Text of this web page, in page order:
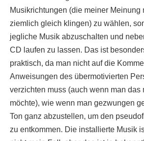
Musikrichtungen (die meiner Meinung
ziemlich gleich klingen) zu wählen,
jegliche Musik abzuschalten und
CD laufen zu lassen. Das ist
praktisch, da man nicht auf die
Anweisungen des übermotivierten
verzichten muss (auch wenn man das
möchte), wie wenn man gezwungen
Ton ganz abzustellen, um den
zu entkommen. Die installierte Musik